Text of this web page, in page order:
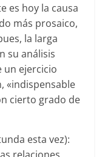
es hoy la causa
más prosaico,
la larga
su análisis
un ejercicio
«indispensable
cierto grado de
esta vez):